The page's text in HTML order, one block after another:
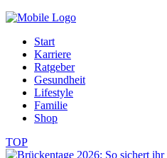
Start
Karriere
Ratgeber
Gesundheit
Lifestyle
Familie
Shop
TOP